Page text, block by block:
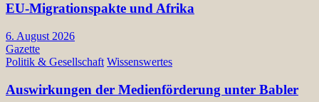
EU-Migrationspakte und Afrika
6. August 2026
Gazette
Politik & Gesellschaft Wissenswertes
Auswirkungen der Medienförderung unter Babler